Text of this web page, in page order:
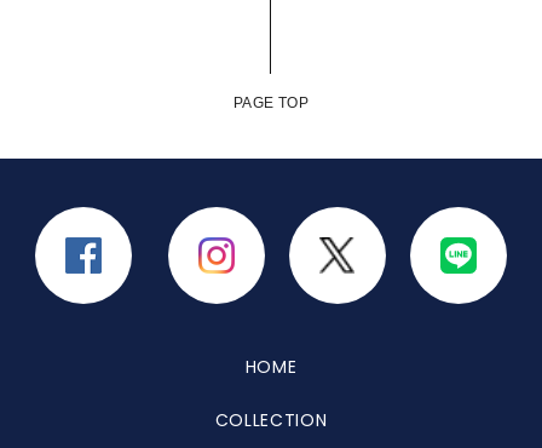
PAGE TOP
HOME
COLLECTION